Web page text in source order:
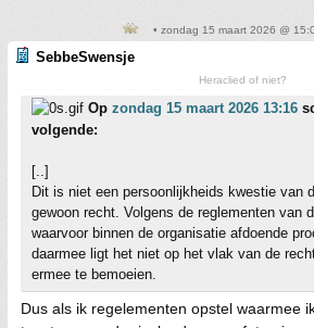
• zondag 15 maart 2026 @
SebbeSwensje
Heraclied of niet?
Op zondag 15 maart 2026 13:16
volgende:
[..]
Dit is niet een persoonlijkheids kwestie van
gewoon recht. Volgens de reglementen van
waarvoor binnen de organisatie afdoende
daarmee ligt het niet op het vlak van de
ermee te bemoeien.
Dus als ik regelementen opstel waarmee